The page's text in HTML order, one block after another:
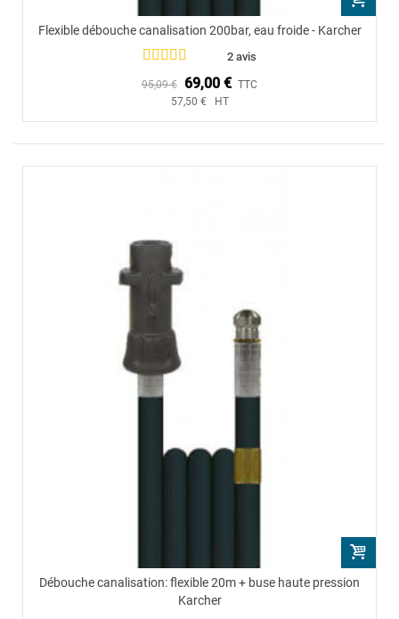
Flexible débouche canalisation 200bar, eau froide - Karcher
2 avis
95,09 € 69,00 € TTC
57,50 € HT
Débouche canalisation: flexible 20m + buse haute pression
Karcher